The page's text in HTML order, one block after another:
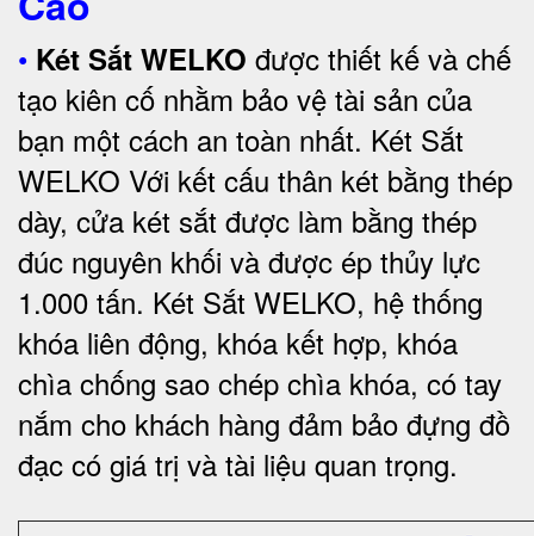
• Két Sắt WELKO được thiết kế và chế
tạo kiên cố nhằm bảo vệ tài sản của
bạn một cách an toàn nhất. Két Sắt
WELKO Với kết cấu thân két bằng thép
dày, cửa két sắt được làm bằng thép
đúc nguyên khối và được ép thủy lực
1.000 tấn. Két Sắt WELKO, hệ thống
khóa liên động, khóa kết hợp, khóa
chìa chống sao chép chìa khóa, có tay
nắm cho khách hàng đảm bảo đựng đồ
đạc có giá trị và tài liệu quan trọng.